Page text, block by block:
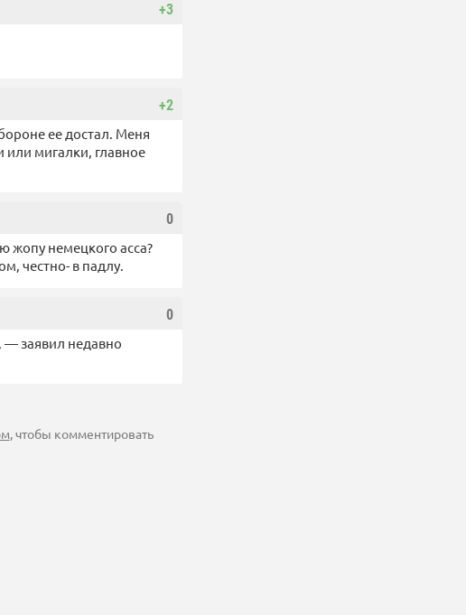
+3
+2
ее достал. Меня
или мигалки, главное
0
жопу немецкого асса?
честно- в падлу.
0
заявил недавно
, чтобы комментировать